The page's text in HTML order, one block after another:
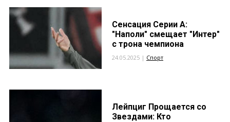
Сенсация Серии А:
"Наполи" смещает "Интер"
с трона чемпиона
24.05.2025 | Спорт
Лейпциг Прощается со
Звездами: Кто